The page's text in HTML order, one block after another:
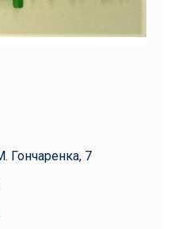
Гончаренка, 7